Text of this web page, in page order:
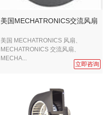
美国MECHATRONICS交流风扇
美国 MECHATRONICS 风扇、
MECHATRONICS 交流风扇、
MECHA...
立即咨询